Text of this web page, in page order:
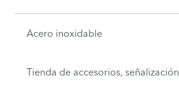
Acero inoxidable
Tienda de accesorios, señalización